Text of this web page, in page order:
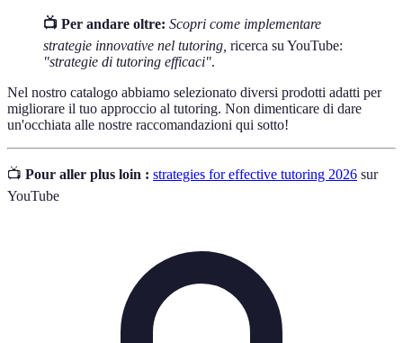
📺 Per andare oltre: Scopri come implementare
strategie innovative nel tutoring, ricerca su YouTube:
"strategie di tutoring efficaci".
Nel nostro catalogo abbiamo selezionato diversi prodotti adatti per
migliorare il tuo approccio al tutoring. Non dimenticare di dare
un'occhiata alle nostre raccomandazioni qui sotto!
📺 Pour aller plus loin : strategies for effective tutoring 2026 sur
YouTube